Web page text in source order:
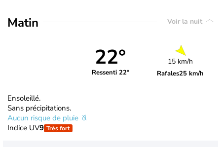
Matin Voir la nuit
22°
Ressenti 22°
15 km/h
Rafales25 km/h
Ensoleillé.
Sans précipitations.
Aucun risque de pluie
Indice UV9 Très fort